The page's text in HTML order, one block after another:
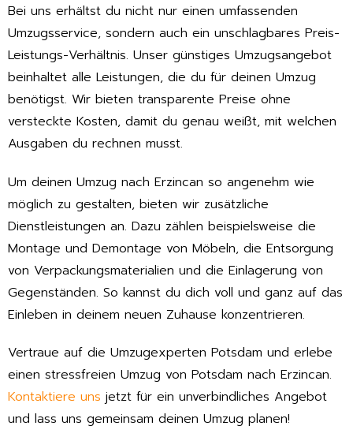
Bei uns erhältst du nicht nur einen umfassenden
Umzugsservice, sondern auch ein unschlagbares Preis-
Leistungs-Verhältnis. Unser günstiges Umzugsangebot
beinhaltet alle Leistungen, die du für deinen Umzug
benötigst. Wir bieten transparente Preise ohne
versteckte Kosten, damit du genau weißt, mit welchen
Ausgaben du rechnen musst.
Um deinen Umzug nach Erzincan so angenehm wie
möglich zu gestalten, bieten wir zusätzliche
Dienstleistungen an. Dazu zählen beispielsweise die
Montage und Demontage von Möbeln, die Entsorgung
von Verpackungsmaterialien und die Einlagerung von
Gegenständen. So kannst du dich voll und ganz auf das
Einleben in deinem neuen Zuhause konzentrieren.
Vertraue auf die Umzugexperten Potsdam und erlebe
einen stressfreien Umzug von Potsdam nach Erzincan.
Kontaktiere uns jetzt für ein unverbindliches Angebot
und lass uns gemeinsam deinen Umzug planen!